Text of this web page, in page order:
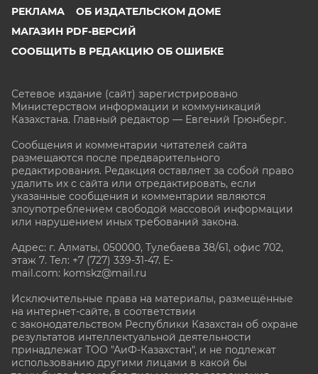
РЕКЛАМА
ОБ ИЗДАТЕЛЬСКОМ ДОМЕ
МАГАЗИН PDF-ВЕРСИЙ
СООБЩИТЬ В РЕДАКЦИЮ ОБ ОШИБКЕ
Сетевое издание (сайт) зарегистрировано
Министерством информации и коммуникаций
Казахстана. Главный редактор — Евгений Грюнберг.
Сообщения и комментарии читателей сайта
размещаются после предварительного
редактирования. Редакция оставляет за собой право
удалить их с сайта или отредактировать, если
указанные сообщения и комментарии являются
злоупотреблением свободой массовой информации
или нарушением иных требований закона.
Адрес: г. Алматы, 050000, Тулебаева 38/61, офис 702,
этаж 7. Тел: +7 (727) 339-31-47. E-
mail.com: komskz@mail.ru
Исключительные права на материалы, размещённые
на интернет-сайте, в соответствии
с законодательством Республики Казахстан об охране
результатов интеллектуальной деятельности
принадлежат ТОО "АиФ-Казахстан", и не подлежат
использованию другими лицами в какой бы